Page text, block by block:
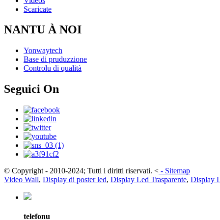
Scaricate
NANTU À NOI
Yonwaytech
Base di pruduzzione
Controlu di qualità
Seguici On
© Copyright - 2010-2024; Tutti i diritti riservati. < - Sitemap
Video Wall, Display di poster led, Display Led Trasparente, Display
telefonu